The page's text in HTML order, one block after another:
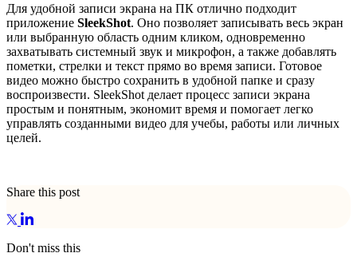
Для удобной записи экрана на ПК отлично подходит
приложение SleekShot. Оно позволяет записывать весь экран
или выбранную область одним кликом, одновременно
захватывать системный звук и микрофон, а также добавлять
пометки, стрелки и текст прямо во время записи. Готовое
видео можно быстро сохранить в удобной папке и сразу
воспроизвести. SleekShot делает процесс записи экрана
простым и понятным, экономит время и помогает легко
управлять созданными видео для учебы, работы или личных
целей.
Share this post
Don't miss this